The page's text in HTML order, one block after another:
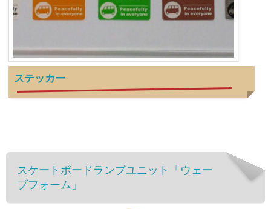
ステッカー
スケートボードランプユニット「ウェー
ブフォーム」